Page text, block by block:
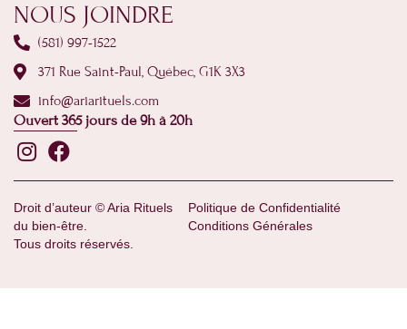
NOUS JOINDRE
(581) 997-1522
371 Rue Saint-Paul, Québec, G1K 3X3
info@ariarituels.com
Ouvert 365 jours de 9h à 20h
Droit d’auteur © Aria Rituels
du bien-être.
Tous droits réservés.
Politique de Confidentialité
Conditions Générales